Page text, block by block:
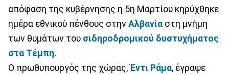
απόφαση της κυβέρνησης η 5η Μαρτίου κηρύχθηκε
ημέρα εθνικού πένθους στην Αλβανία στη μνήμη
των θυμάτων του σιδηροδρομικού δυστυχήματος
στα Τέμπη.
Ο πρωθυπουργός της χώρας,Έντι Ράμα, έγραψε